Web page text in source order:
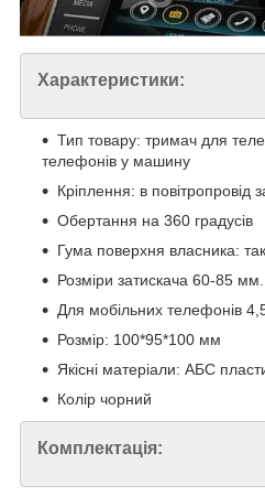
Характеристики:
Тип товару: тримач для
телефонів у машину
Кріплення: в повітропровід
Обертання на 360 градусів
Гума поверхня власника: так
Розміри затискача 60-85 мм.
Для мобільних телефонів
Розмір: 100*95*100 мм
Якісні матеріали: АБС
Колір чорний
Комплектація: